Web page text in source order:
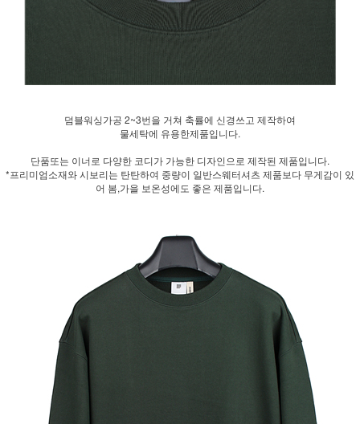
덤블워싱가공 2~3번을 거쳐 축률에 신경쓰고 제작하여
물세탁에 유용한제품입니다.
단품또는 이너로 다양한 코디가 가능한 디자인으로 제작된 제품입니다.
*프리미엄소재와 시보리는 탄탄하여 중량이 일반스웨터셔츠 제품보다 무게감이 있
어 봄,가을 보온성에도 좋은 제품입니다.